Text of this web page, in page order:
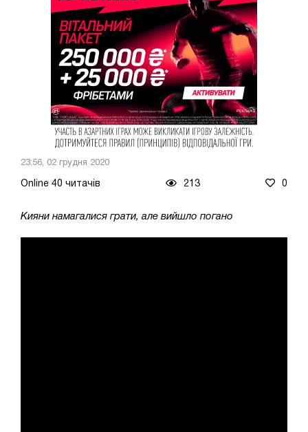
23:56, 02 грудня 2020
Online 40 читачів 213 0
Кияни намагалися грати, але вийшло погано